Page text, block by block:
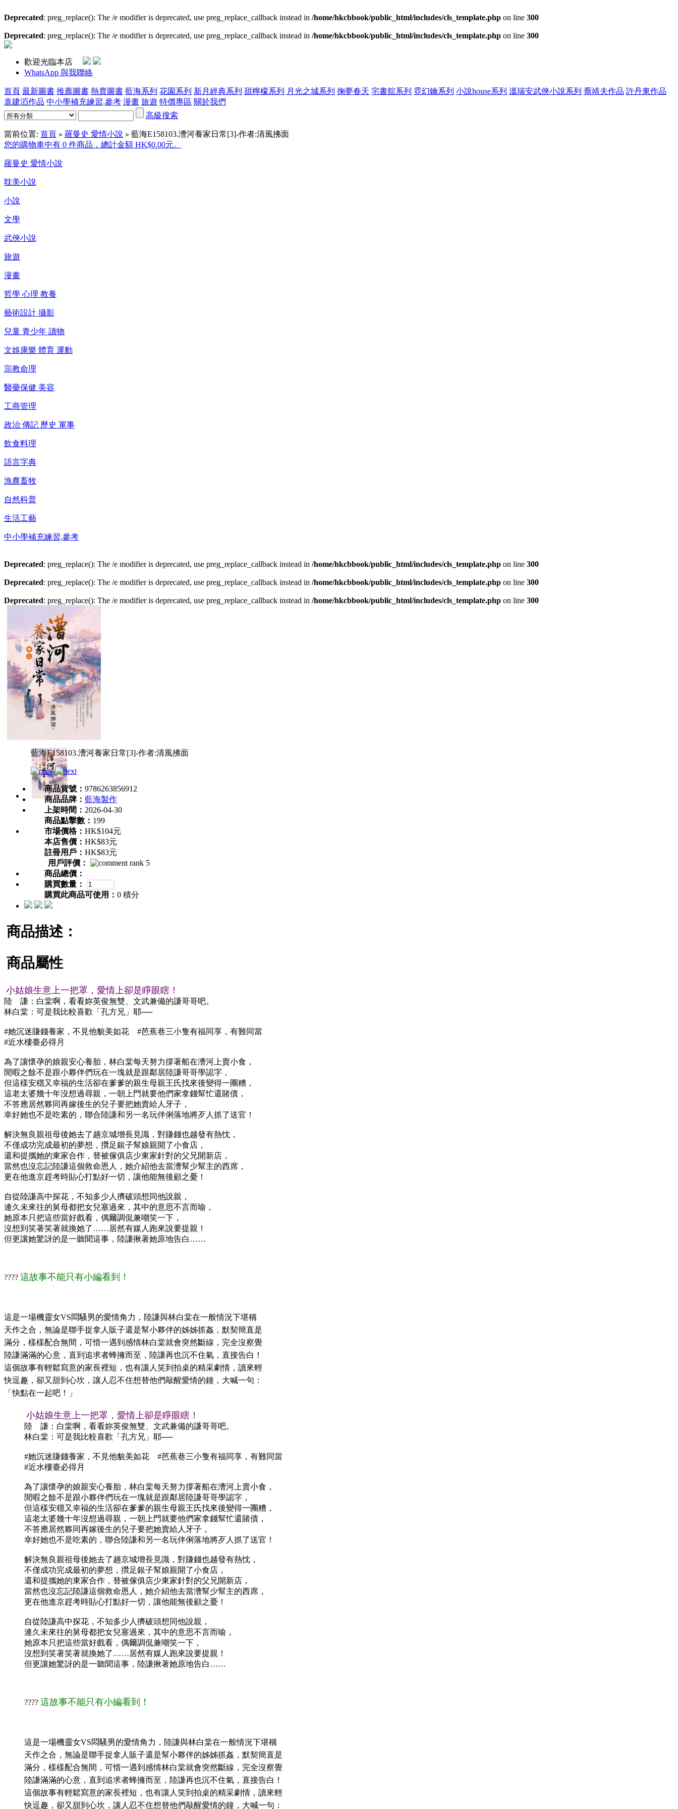
Deprecated: preg_replace(): The /e modifier is deprecated, use preg_replace_callback instead in /home/hkcbbook/public_html/includes/cls_template.php on line 300
Deprecated: preg_replace(): The /e modifier is deprecated, use preg_replace_callback instead in /home/hkcbbook/public_html/includes/cls_template.php on line 300
歡迎光臨本店
WhatsApp 與我聯絡
首頁 最新圖書 推薦圖書 熱賣圖書 藍海系列 花園系列 新月經典系列 甜檸檬系列 月光之城系列 掬夢春天 宅書舘系列 霓幻鑰系列 小說house系列 溫瑞安武俠小說系列 喬靖夫作品 許丹東作品
袁建滔作品 中小學補充練習,參考 漫畫 旅遊 特價專區 關於我們
高級搜索
當前位置: 首頁 > 羅曼史 愛情小說 > 藍海E158103.漕河養家日常[3]-作者:清風拂面
您的購物車中有 0 件商品，總計金額 HK$0.00元。
羅曼史 愛情小說
耽美小說
小說
文學
武俠小說
旅遊
漫畫
哲學 心理 教養
藝術設計 攝影
兒童 青少年 讀物
文娛康樂 體育 運動
宗教命理
醫藥保健 美容
工商管理
政治 傳記 歷史 軍事
飲食料理
語言字典
漁農畜牧
自然科普
生活工藝
中小學補充練習,參考
Deprecated: preg_replace(): The /e modifier is deprecated, use preg_replace_callback instead in /home/hkcbbook/public_html/includes/cls_template.php on line 300
Deprecated: preg_replace(): The /e modifier is deprecated, use preg_replace_callback instead in /home/hkcbbook/public_html/includes/cls_template.php on line 300
Deprecated: preg_replace(): The /e modifier is deprecated, use preg_replace_callback instead in /home/hkcbbook/public_html/includes/cls_template.php on line 300
藍海E158103.漕河養家日常[3]-作者:清風拂面
商品貨號： 9786263856912
商品品牌： 藍海製作
上架時間： 2026-04-30
商品點擊數： 199
市場價格： HK$104元
本店售價： HK$83元
註冊用戶： HK$83元
用戶評價：
商品總價：
購買數量：
購買此商品可使用： 0 積分
商品描述：
商品屬性
小姑娘生意上一把罩，愛情上卻是睜眼瞎！
陸 謙：白棠啊，看看妳英俊無雙、文武兼備的謙哥哥吧。
林白棠：可是我比較喜歡「孔方兄」耶──
#她沉迷賺錢養家，不見他貌美如花 #芭蕉巷三小隻有福同享，有難同當
#近水樓臺必得月
為了讓懷孕的娘親安心養胎，林白棠每天努力撐著船在漕河上賣小食，
閒暇之餘不是跟小夥伴們玩在一塊就是跟鄰居陸謙哥哥學認字，
但這樣安穩又幸福的生活卻在爹爹的親生母親王氏找來後變得一團糟，
這老太婆幾十年沒想過尋親，一朝上門就要他們家拿錢幫忙還賭債，
不答應居然夥同再嫁後生的兒子要把她賣給人牙子，
幸好她也不是吃素的，聯合陸謙和另一名玩伴俐落地將歹人抓了送官！
解決無良親祖母後她去了趟京城增長見識，對賺錢也越發有熱忱，
不僅成功完成最初的夢想，攢足銀子幫娘親開了小食店，
還和提攜她的東家合作，替被傢俱店少東家針對的父兄開新店，
當然也沒忘記陸謙這個救命恩人，她介紹他去當漕幫少幫主的西席，
更在他進京趕考時貼心打點好一切，讓他能無後顧之憂！
自從陸謙高中探花，不知多少人擠破頭想同他說親，
連久未來往的舅母都把女兒塞過來，其中的意思不言而喻，
她原本只把這些當好戲看，偶爾調侃兼嘲笑一下，
沒想到笑著笑著就換她了……居然有媒人跑來說要提親！
但更讓她驚訝的是一聽聞這事，陸謙揪著她原地告白……
????​​​ 這故事不能只有小編看到！
這是一場機靈女VS悶騷男的愛情角力，陸謙與林白棠在一般情況下堪稱
天作之合，無論是聯手捉拿人販子還是幫小夥伴的姊姊抓姦，默契簡直是
滿分，樣樣配合無間，可惜一遇到感情林白棠就會突然斷線，完全沒察覺
陸謙滿滿的心意，直到追求者蜂擁而至，陸謙再也沉不住氣，直接告白！
這個故事有輕鬆寫意的家長裡短，也有讓人笑到拍桌的精采劇情，讀來輕
快逗趣，卻又甜到心坎，讓人忍不住想替他們敲醒愛情的鐘，大喊一句：
「快點在一起吧！」
小姑娘生意上一把罩，愛情上卻是睜眼瞎！
陸 謙：白棠啊，看看妳英俊無雙、文武兼備的謙哥哥吧。
林白棠：可是我比較喜歡「孔方兄」耶──
#她沉迷賺錢養家，不見他貌美如花 #芭蕉巷三小隻有福同享，有難同當
#近水樓臺必得月
為了讓懷孕的娘親安心養胎，林白棠每天努力撐著船在漕河上賣小食，
閒暇之餘不是跟小夥伴們玩在一塊就是跟鄰居陸謙哥哥學認字，
但這樣安穩又幸福的生活卻在爹爹的親生母親王氏找來後變得一團糟，
這老太婆幾十年沒想過尋親，一朝上門就要他們家拿錢幫忙還賭債，
不答應居然夥同再嫁後生的兒子要把她賣給人牙子，
幸好她也不是吃素的，聯合陸謙和另一名玩伴俐落地將歹人抓了送官！
解決無良親祖母後她去了趟京城增長見識，對賺錢也越發有熱忱，
不僅成功完成最初的夢想，攢足銀子幫娘親開了小食店，
還和提攜她的東家合作，替被傢俱店少東家針對的父兄開新店，
當然也沒忘記陸謙這個救命恩人，她介紹他去當漕幫少幫主的西席，
更在他進京趕考時貼心打點好一切，讓他能無後顧之憂！
自從陸謙高中探花，不知多少人擠破頭想同他說親，
連久未來往的舅母都把女兒塞過來，其中的意思不言而喻，
她原本只把這些當好戲看，偶爾調侃兼嘲笑一下，
沒想到笑著笑著就換她了……居然有媒人跑來說要提親！
但更讓她驚訝的是一聽聞這事，陸謙揪著她原地告白……
????​​​ 這故事不能只有小編看到！
這是一場機靈女VS悶騷男的愛情角力，陸謙與林白棠在一般情況下堪稱
天作之合，無論是聯手捉拿人販子還是幫小夥伴的姊姊抓姦，默契簡直是
滿分，樣樣配合無間，可惜一遇到感情林白棠就會突然斷線，完全沒察覺
陸謙滿滿的心意，直到追求者蜂擁而至，陸謙再也沉不住氣，直接告白！
這個故事有輕鬆寫意的家長裡短，也有讓人笑到拍桌的精采劇情，讀來輕
快逗趣，卻又甜到心坎，讓人忍不住想替他們敲醒愛情的鐘，大喊一句：